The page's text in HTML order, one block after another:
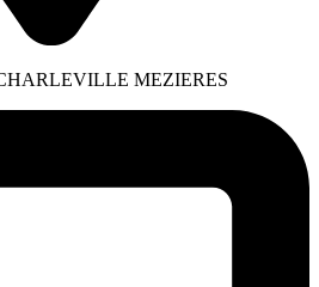
MEZIERES